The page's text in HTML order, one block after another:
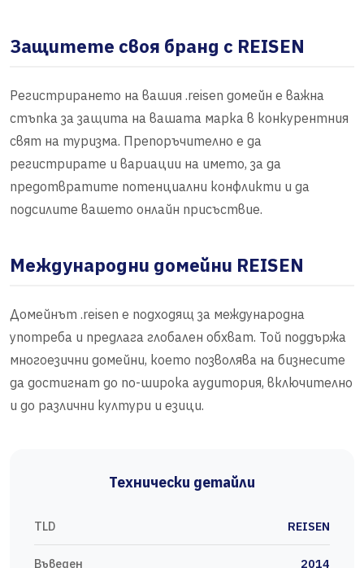
Защитете своя бранд с REISEN
Регистрирането на вашия .reisen домейн е важна
стъпка за защита на вашата марка в конкурентния
свят на туризма. Препоръчително е да
регистрирате и вариации на името, за да
предотвратите потенциални конфликти и да
подсилите вашето онлайн присъствие.
Международни домейни REISEN
Домейнът .reisen е подходящ за международна
употреба и предлага глобален обхват. Той поддържа
многоезични домейни, което позволява на бизнесите
да достигнат до по-широка аудитория, включително
и до различни култури и езици.
Технически детайли
TLD REISEN
Въведен 2014